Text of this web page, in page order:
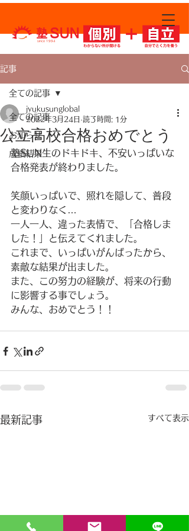
since 1994
記事
全ての記事
お知らせ
成績結果
全ての記事
公立高校合格おめでとう
jyukusunglobal
2022年3月24日 読了時間: 1分
塾SUN生のドキドキ、不安いっぱいな
合格発表が終わりました。
笑顔いっぱいで、照れを隠して、普段
と変わりなく…
一人一人、違った表情で、「合格しま
した！」と伝えてくれました。
これまで、いっぱいがんばったから、
素敵な結果が出ました。
また、この努力の経験が、将来の行動
に影響する事でしょう。
みんな、おめでとう！！
最新記事 すべて表示